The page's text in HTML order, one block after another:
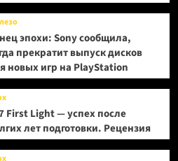
эпохи: Sony сообщила,
прекратит выпуск дисков
новых игр на PlayStation
First Light — успех после
лет подготовки. Рецензия